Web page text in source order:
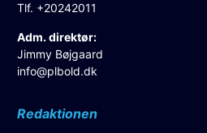
Tlf. +20242011
Adm. direktør:
Jimmy Bøjgaard
info@plbold.dk
Redaktionen